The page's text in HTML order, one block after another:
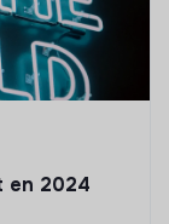
en 2024